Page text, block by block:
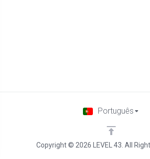
Copyright © 2026 LEVEL 43. All
Português